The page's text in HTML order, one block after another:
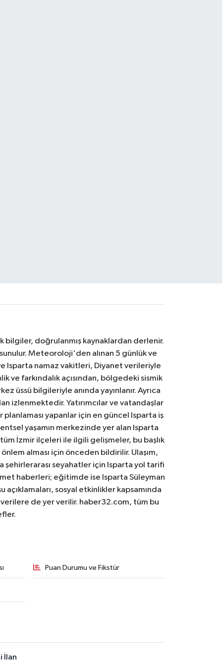
bilgiler, doğrulanmış kaynaklardan derlenir.
Meteoroloji'den alınan 5 günlük ve
Isparta namaz vakitleri, Diyanet verileriyle
ve farkındalık açısından, bölgedeki sismik
üssü bilgileriyle anında yayınlanır. Ayrıca
izlenmektedir. Yatırımcılar ve vatandaşlar
planlaması yapanlar için en güncel Isparta iş
yaşamın merkezinde yer alan Isparta
tüm İzmir ilçeleri ile ilgili gelişmeler, bu başlık
alması için önceden bildirilir. Ulaşım,
şehirlerarası seyahatler için Isparta yol tarifi
haberleri; eğitimde ise Isparta Süleyman
sosyal etkinlikler kapsamında
de yer verilir. haber32.com, tüm bu
Puan Durumu ve Fikstür
İlan